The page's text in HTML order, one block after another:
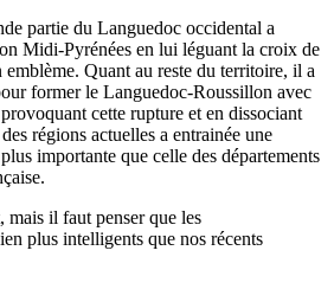
partie du Languedoc occidental a
Midi-Pyrénées en lui léguant la croix de
emblème. Quant au reste du territoire, il a
former le Languedoc-Roussillon avec
cette rupture et en dissociant
régions actuelles a entrainée une
importante que celle des départements
mais il faut penser que les
plus intelligents que nos récents